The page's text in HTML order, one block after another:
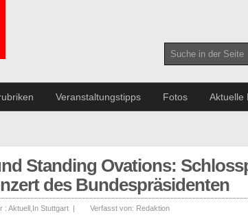
Veranstaltungstipps Fotos Aktuelle
Standing Ovations:
des Bundespräsidenten
: Aktuell In Stuttgart | Verfasst von: Redaktion